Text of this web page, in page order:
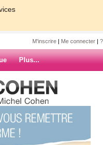
M'inscrire | Me connecter |
Plus...